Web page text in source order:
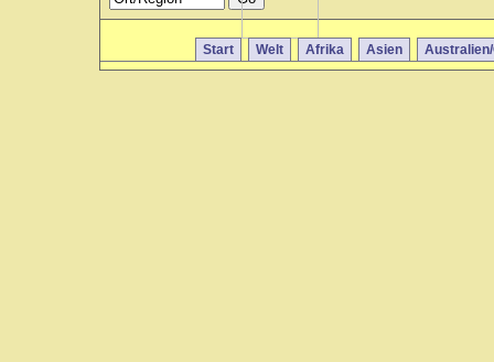
Start Welt Afrika Asien